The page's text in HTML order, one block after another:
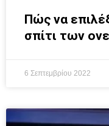
Πώς να
σπίτι των
6 Σεπτεμβρίου 2022